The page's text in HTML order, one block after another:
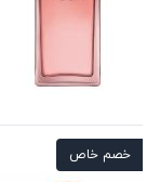
خصم خاص